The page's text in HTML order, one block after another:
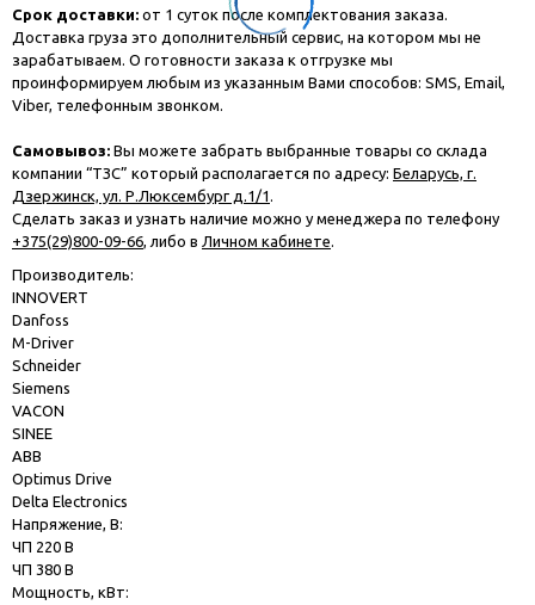
Срок доставки: от 1 суток после комплектования заказа.
Доставка груза это дополнительный сервис, на котором мы не
зарабатываем. О готовности заказа к отгрузке мы
проинформируем любым из указанным Вами способов: SMS, Email,
Viber, телефонным звонком.
Самовывоз: Вы можете забрать выбранные товары со склада
компании “ТЗС” который располагается по адресу: Беларусь, г.
Дзержинск, ул. Р.Люксембург д.1/1 .
Сделать заказ и узнать наличие можно у менеджера по телефону
+375(29)800-09-66, либо в Личном кабинете.
Производитель:
INNOVERT
Danfoss
M-Driver
Schneider
Siemens
VACON
SINEE
ABB
Optimus Drive
Delta Electronics
Напряжение, В:
ЧП 220 В
ЧП 380 В
Мощность, кВт: